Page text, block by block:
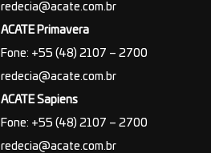
redecia@acate.com.br
ACATE Primavera
Fone: +55 (48) 2107 – 2700
redecia@acate.com.br
ACATE Sapiens
Fone: +55 (48) 2107 – 2700
redecia@acate.com.br